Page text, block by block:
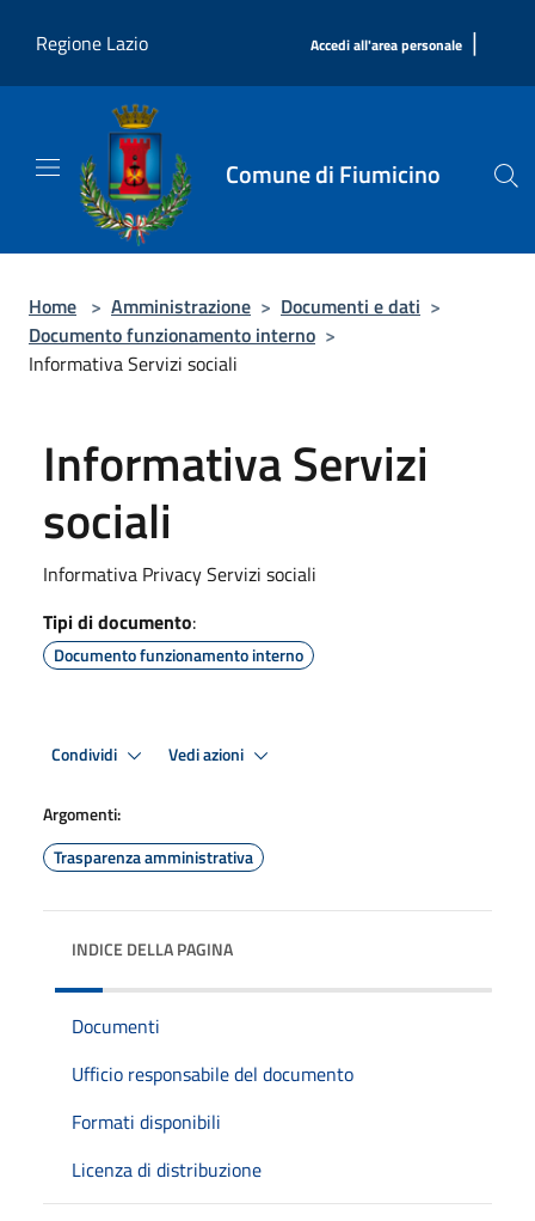
Regione Lazio
Accedi all'area personale |
Comune di Fiumicino
Home > Amministrazione > Documenti e dati >
Documento funzionamento interno >
Informativa Servizi sociali
Informativa Servizi
sociali
Informativa Privacy Servizi sociali
Tipi di documento:
Documento funzionamento interno
Condividi Vedi azioni
Argomenti:
Trasparenza amministrativa
INDICE DELLA PAGINA
Documenti
Ufficio responsabile del documento
Formati disponibili
Licenza di distribuzione